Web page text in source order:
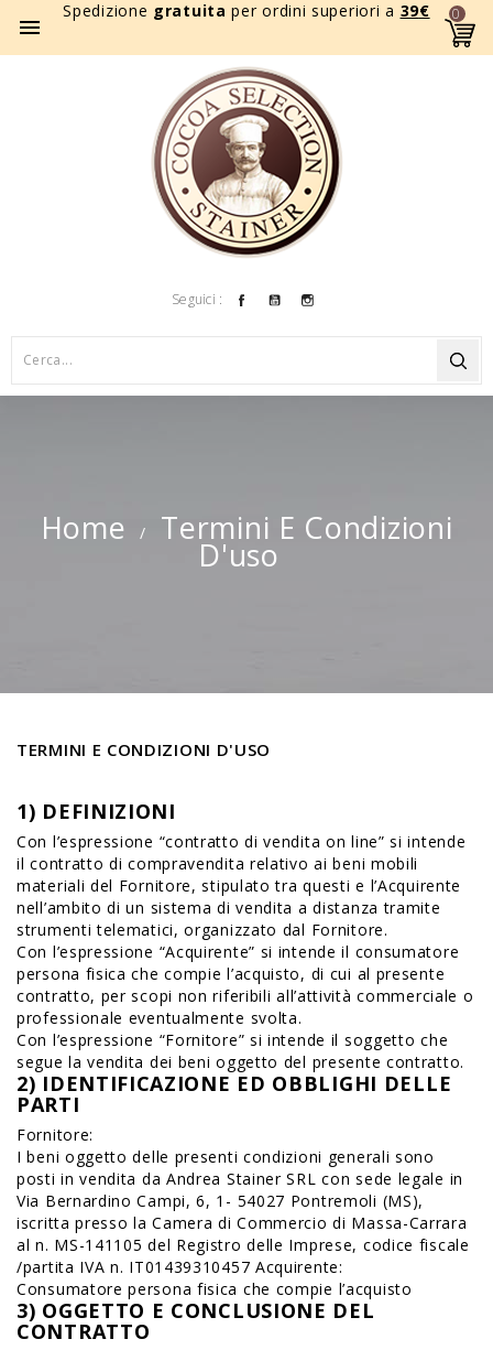
Spedizione gratuita per ordini superiori a 39€

0
Seguici : FacebookYouTube
Home Termini E Condizioni
D'uso
TERMINI E CONDIZIONI D'USO
1) DEFINIZIONI
Con l’espressione “contratto di vendita on line” si intende
il contratto di compravendita relativo ai beni mobili
materiali del Fornitore, stipulato tra questi e l’Acquirente
nell’ambito di un sistema di vendita a distanza tramite
strumenti telematici, organizzato dal Fornitore.
Con l’espressione “Acquirente” si intende il consumatore
persona fisica che compie l’acquisto, di cui al presente
contratto, per scopi non riferibili all’attività commerciale o
professionale eventualmente svolta.
Con l’espressione “Fornitore” si intende il soggetto che
segue la vendita dei beni oggetto del presente contratto.
2) IDENTIFICAZIONE ED OBBLIGHI DELLE
PARTI
Fornitore:
I beni oggetto delle presenti condizioni generali sono
posti in vendita da Andrea Stainer SRL con sede legale in
Via Bernardino Campi, 6, 1- 54027 Pontremoli (MS),
iscritta presso la Camera di Commercio di Massa-Carrara
al n. MS-141105 del Registro delle Imprese, codice fiscale
/partita IVA n. IT01439310457 Acquirente:
Consumatore persona fisica che compie l’acquisto
3) OGGETTO E CONCLUSIONE DEL
CONTRATTO